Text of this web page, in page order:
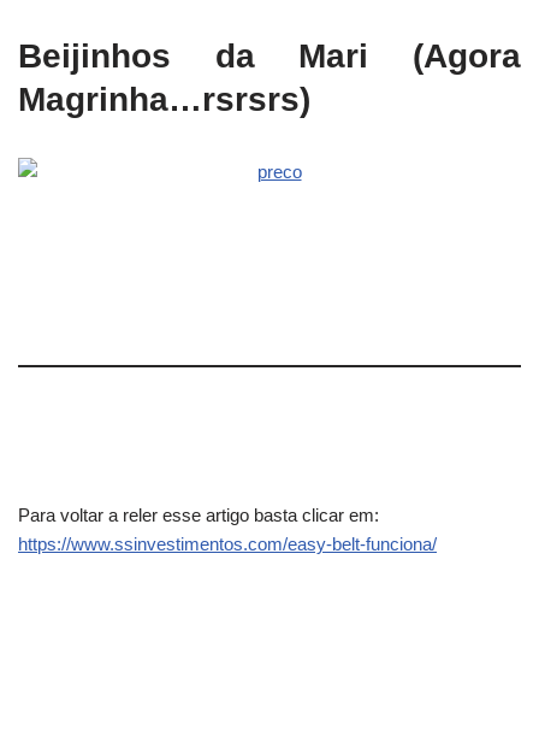
Beijinhos da Mari (Agora
Magrinha…rsrsrs)
Para voltar a reler esse artigo basta clicar em:
https://www.ssinvestimentos.com/easy-belt-funciona/